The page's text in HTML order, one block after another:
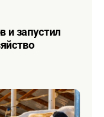
и запустил